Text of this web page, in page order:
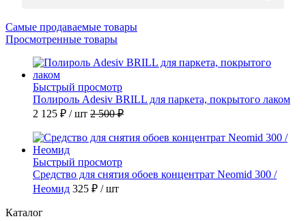
Самые продаваемые товары
Просмотренные товары
Быстрый просмотр
Полироль Adesiv BRILL для паркета, покрытого лаком
2 125 ₽ / шт 2 500 ₽
Быстрый просмотр
Средство для снятия обоев концентрат Neomid 300 /
Неомид 325 ₽ / шт
Каталог